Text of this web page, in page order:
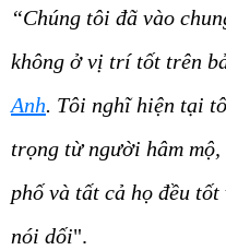
“Chúng tôi đã vào
không ở vị trí tốt trên
Anh. Tôi nghĩ hiện tại
trọng từ người hâm
phố và tất cả họ đều
nói dối".